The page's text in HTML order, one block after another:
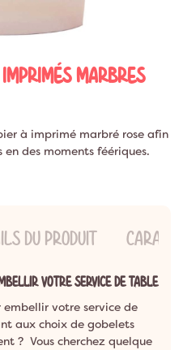
MARBRES
à imprimé marbré rose afin
des moments féériques.
DU PRODUIT
VOTRE SERVICE DE TABLE
embellir votre service de
aux choix de gobelets
? Vous cherchez quelque